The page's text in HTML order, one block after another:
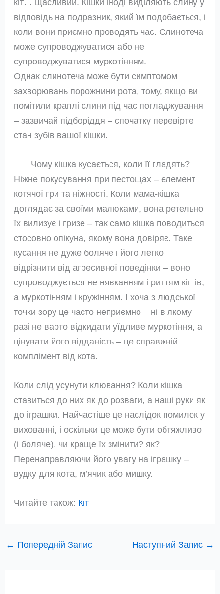
відповідь на подразник, який їм подобається, і
коли вони приємно проводять час. Слинотеча
може супроводжуватися або не
супроводжуватися муркотінням.
Однак слинотеча може бути симптомом
захворювань порожнини рота, тому, якщо ви
помітили краплі слини під час погладжування
– зазвичай підборіддя – спочатку перевірте
стан зубів вашої кішки.
Чому кішка кусається, коли її гладять?
Ніжне покусування при пестощах – елемент
котячої гри та ніжності. Коли мама-кішка
доглядає за своїми малюками, вона ретельно
їх вилизує і гризе – так само кішка поводиться
стосовно опікуна, якому вона довіряє. Таке
кусання не дуже боляче і його легко
відрізнити від агресивної поведінки – воно
супроводжується не нявканням і риттям кігтів,
а муркотінням і кружінням. І хоча з людської
точки зору це часто неприємно – ні в якому
разі не варто відкидати уїдливе муркотіння, а
цінувати його відданість – це справжній
комплімент від кота.
Коли слід усунути клювання? Коли кішка
ставиться до них як до розваги, а наші руки як
до іграшки. Найчастіше це наслідок помилок у
вихованні, і оскільки це може бути обтяжливо
(і боляче), чи краще їх змінити? як?
Перенаправляючи його увагу на іграшку –
вудку для кота, м’ячик або мишку.
Читайте також: Кіт
← Попередній Запис Наступний Запис →